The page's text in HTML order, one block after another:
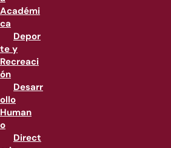
Académi
ca
Depor
te y
Recreaci
ón
Desarr
ollo
Human
o
Direct